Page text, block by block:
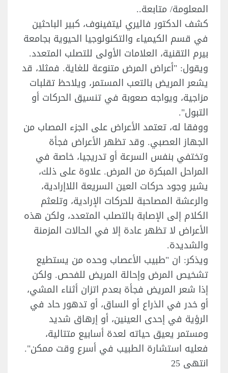
المعلومة/ متابعة..
كشف الدكتور فاليري ليتفينوف، كبير الباحثين
في قسم الكيمياء والتكنولوجيا الحيوية بجامعة
بيرم التقنية، العلامات الأولى للتصلب المتعدد.
ويقول: "أعراض المرض متنوعة للغاية. فمثلا، قد
يشعر المريض بالتعب المستمر، ويلاحظ تقلبات
مزاجية، ويواجه صعوبة في تنسيق الحركات أو
التبول".
ووفقا له، تعتمد الأعراض على الجزء المصاب من
الجهاز العصبي. وقد تظهر الأعراض فجأة
وتختفي بنفس السرعة أو تدريجيا، خاصة في
المراحل المبكرة من المرض. علاوة على ذلك،
يشير وجود حركات العين السريعة اللاإرادية،
والرعشة المصاحبة للحركات الإرادية، وتلعثم
الكلام إلى الإصابة بالتصلب المتعدد، ولكن هذه
الأعراض لا تظهر عادة إلا في الحالات المزمنة
والشديدة.
ويذكر: ان "طبيب الأعصاب وحده من يستطيع
تشخيص المرض وإحالة المريض للفحص. ولكن
إذا شعر المريض فجأة بعدم اتزان أثناء المشي،
أو خدر في الذراع أو الساق، أو تدهور حاد في
الرؤية في إحدى العينين، أو إرهاق شديد
ومستمر يعيق حياته لعدة أسابيع متتالية،
فعليه استشارة الطبيب في أسرع وقت ممكن".
انتهى 25